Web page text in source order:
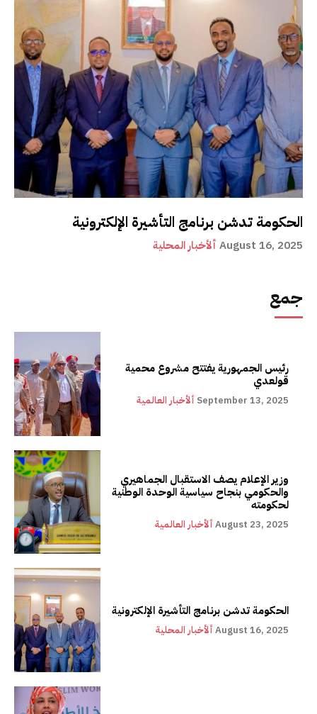
الحكومة تدشن برنامج التأشيرة الإلكترونية
ألأخبار المحلية August 16, 2025
جمع
رئيس الجمهورية يفتتح مشروع محمية
قولعدي
ألأخبار العالمية September 13, 2025
وزير الإعلام يصف الاستقبال الجماهيري
والحكومي بنجاح سياسية الوحدة الوطنية
لحكومته
ألأخبار العالمية August 23, 2025
الحكومة تدشن برنامج التأشيرة الإلكترونية
ألأخبار المحلية August 16, 2025